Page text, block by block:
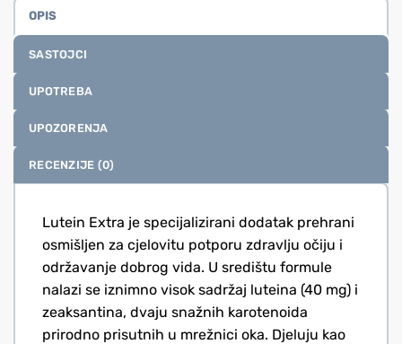
OPIS
SASTOJCI
UPOTREBA
UPOZORENJA
RECENZIJE (0)
Lutein Extra je specijalizirani dodatak prehrani
osmišljen za cjelovitu potporu zdravlju očiju i
održavanje dobrog vida. U središtu formule
nalazi se iznimno visok sadržaj luteina (40 mg) i
zeaksantina, dvaju snažnih karotenoida
prirodno prisutnih u mrežnici oka. Djeluju kao